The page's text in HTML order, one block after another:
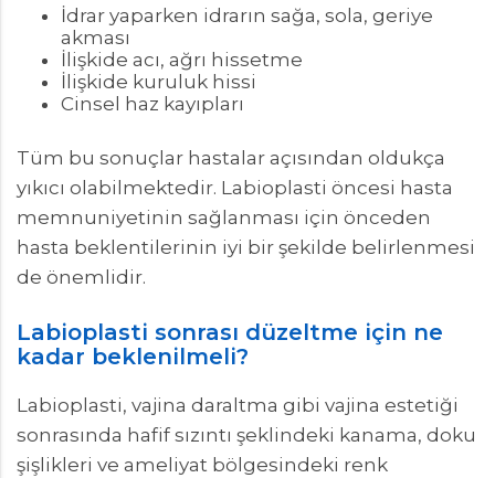
İdrar yaparken idrarın sağa, sola, geriye
akması
İlişkide acı, ağrı hissetme
İlişkide kuruluk hissi
Cinsel haz kayıpları
Tüm bu sonuçlar hastalar açısından oldukça
yıkıcı olabilmektedir. Labioplasti öncesi hasta
memnuniyetinin sağlanması için önceden
hasta beklentilerinin iyi bir şekilde belirlenmesi
de önemlidir.
Labioplasti sonrası düzeltme için ne
kadar beklenilmeli?
Labioplasti, vajina daraltma gibi vajina estetiği
sonrasında hafif sızıntı şeklindeki kanama, doku
şişlikleri ve ameliyat bölgesindeki renk